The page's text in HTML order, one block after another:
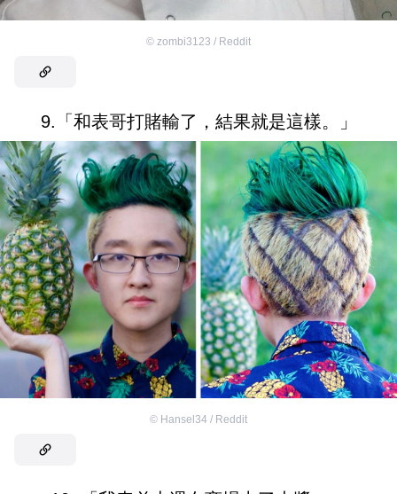
© zombi3123 / Reddit
9.「和表哥打賭輸了，結果就是這樣。」
© Hansel34 / Reddit